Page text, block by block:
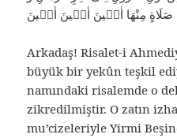
صَلَاةٍ مِنْهَا اٰمٖينَ اٰمٖينَ اٰمٖينَ
Arkadaş! Risalet-i
büyük bir yekûn teşkil
namındaki risalemde o
zikredilmiştir. O zatın
mu’cizeleriyle Yirmi